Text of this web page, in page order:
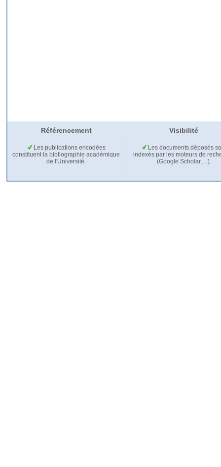
Référencement Visibilité
Les publications encodées
constituent la bibliographie académique
de l'Université.
Les documents déposés
indexés par les moteurs de
(Google Scholar,…).